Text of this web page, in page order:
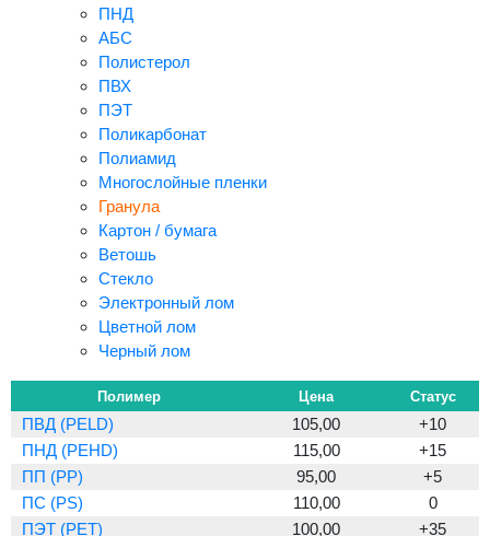
ПНД
АБС
Полистерол
ПВХ
ПЭТ
Поликарбонат
Полиамид
Многослойные пленки
Гранула
Картон / бумага
Ветошь
Стекло
Электронный лом
Цветной лом
Черный лом
Полимер Цена Статус
ПВД (PELD) 105,00
+10
ПНД (PEHD)
115,00
+15
ПП (PP)
95,00
+5
ПС (PS)
110,00
0
ПЭТ (PET)
100,00
+35